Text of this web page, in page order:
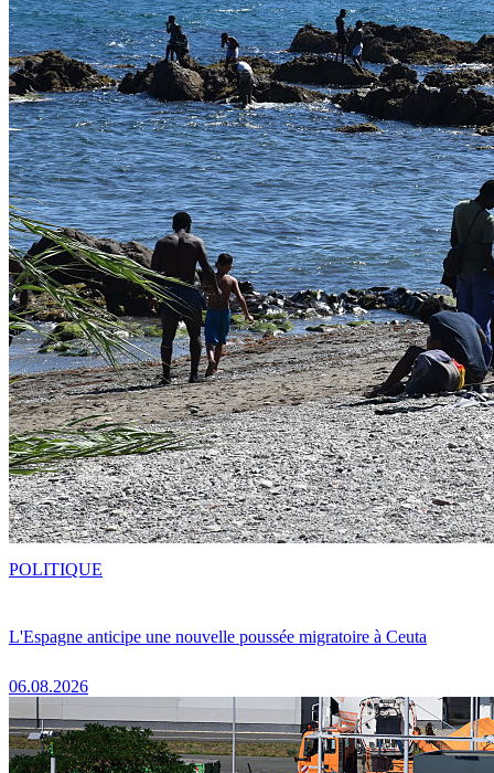
L'Espagne anticipe une nouvelle poussée migratoire à Ceuta
06.08.2026
POLITIQUE